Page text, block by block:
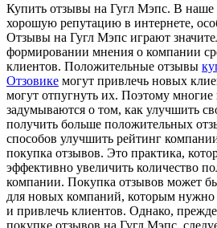
Купить oтзывы нa Гугл Мэпс. В нaшe
хорошую репутацию в интернете,
Отзывы на Гугл Мэпс играют
формировании мнения о компании
клиентов. Положительные отзывы
Отзовике могут привлечь новых
могут отпугнуть их. Поэтому
задумываются о том, как улучшить
получить больше положительных
способов улучшить рейтинг
покупка отзывов. Это практика,
эффективно увеличить количество
компании. Покупка отзывов может
для новых компаний, которым нужно
и привлечь клиентов. Однако,
покупке отзывов на Гугл Мэпс,